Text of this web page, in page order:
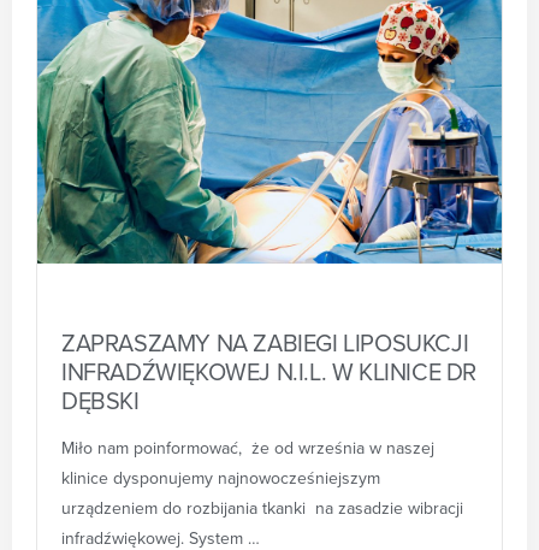
ZAPRASZAMY NA ZABIEGI LIPOSUKCJI
INFRADŹWIĘKOWEJ N.I.L. W KLINICE DR
DĘBSKI
Miło nam poinformować, że od września w naszej
klinice dysponujemy najnowocześniejszym
urządzeniem do rozbijania tkanki na zasadzie wibracji
infradźwiękowej. System …